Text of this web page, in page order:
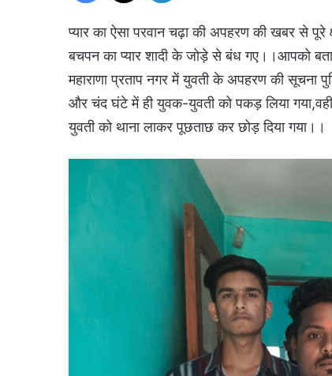
प्यार का ऐसा परवान चढ़ा की अपहरण की खबर से
बचपन का प्यार शादी के जोड़े से बंध गए।।आपको
महाराणा प्रताप नगर में युवती के अपहरण की सूचना
और चंद घंटे में ही युवक-युवती को पकड़ लिया
युवती को थाना लाकर पूछताछ कर छोड़ दिया गया।।